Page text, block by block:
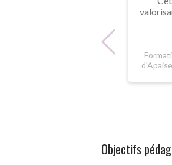
Objectifs